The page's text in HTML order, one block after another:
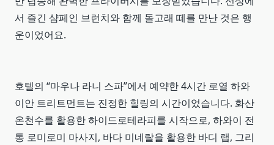
서 즐긴 샴페인 브런치와 함께 돌고래 떼를 만난 것은 행
운이었어요.
호텔의 “마우나 라니 스파”에서 예약한 4시간 로열 하와
이안 트리트먼트는 진정한 힐링의 시간이었습니다. 화산
온천수를 활용한 하이드로테라피를 시작으로, 하와이 전
통 로미로미 마사지, 바다 미네랄을 활용한 바디 랩, 그리